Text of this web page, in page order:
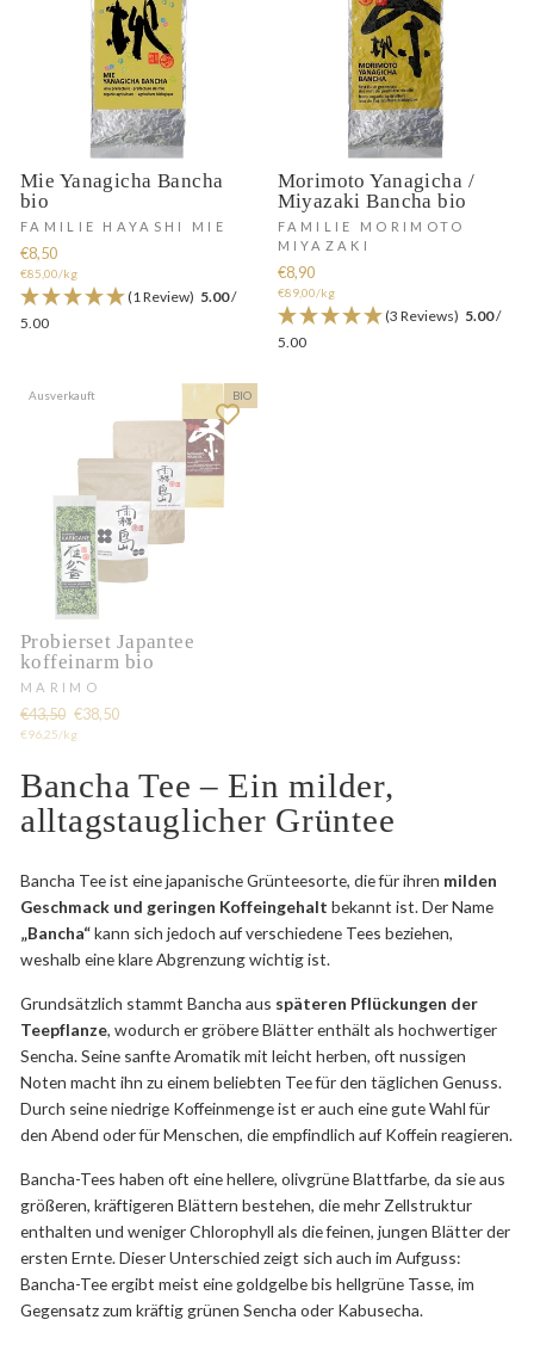
Mie Yanagicha Bancha
bio
FAMILIE HAYASHI MIE
€8,50
€85,00/kg
(1 Review) 5.00/
5.00
Morimoto Yanagicha /
Miyazaki Bancha bio
FAMILIE MORIMOTO
MIYAZAKI
€8,90
€89,00/kg
(3 Reviews) 5.00/
5.00
BIO
Ausverkauft
Probierset Japantee
koffeinarm bio
MARIMO
Normaler
Preis
€43,50 Sonderpreis
€38,50
€96,25/kg
Bancha Tee – Ein milder,
alltagstauglicher Grüntee
Bancha Tee ist eine japanische Grünteesorte, die für ihren milden
Geschmack und geringen Koffeingehalt bekannt ist. Der Name
„Bancha“kann sich jedoch auf verschiedene Tees beziehen,
weshalb eine klare Abgrenzung wichtig ist.
Grundsätzlich stammt Bancha aus späteren Pflückungen der
Teepflanze, wodurch er gröbere Blätter enthält als hochwertiger
Sencha. Seine sanfte Aromatik mit leicht herben, oft nussigen
Noten macht ihn zu einem beliebten Tee für den täglichen Genuss.
Durch seine niedrige Koffeinmenge ist er auch eine gute Wahl für
den Abend oder für Menschen, die empfindlich auf Koffein reagieren.
Bancha-Tees haben oft eine hellere, olivgrüne Blattfarbe, da sie aus
größeren, kräftigeren Blättern bestehen, die mehr Zellstruktur
enthalten und weniger Chlorophyll als die feinen, jungen Blätter der
ersten Ernte. Dieser Unterschied zeigt sich auch im Aufguss:
Bancha-Tee ergibt meist eine goldgelbe bis hellgrüne Tasse, im
Gegensatz zum kräftig grünen Sencha oder Kabusecha.